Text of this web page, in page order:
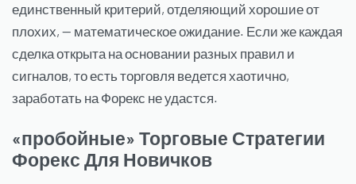
единственный критерий, отделяющий хорошие от
плохих, — математическое ожидание. Если же каждая
сделка открыта на основании разных правил и
сигналов, то есть торговля ведется хаотично,
заработать на Форекс не удастся.
«пробойные» Торговые Стратегии
Форекс Для Новичков